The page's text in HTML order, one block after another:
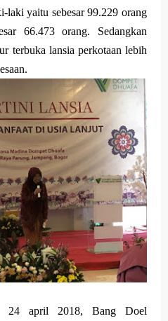
2026
Saturday, 8 August
laki yaitu sebesar 99.229 orang
66.473 orang. Sedangkan
terbuka lansia perkotaan lebih
24 april 2018, Bang Doel